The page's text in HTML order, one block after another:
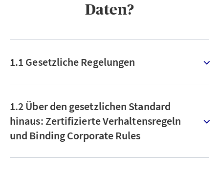
Daten?
1.1 Gesetzliche Regelungen
1.2 Über den gesetzlichen Standard
hinaus: Zertifizierte Verhaltensregeln
und Binding Corporate Rules